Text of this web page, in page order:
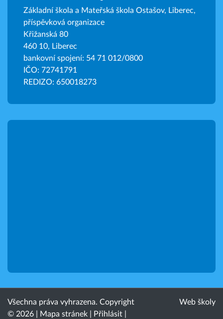
Základní škola a Mateřská škola Ostašov, Liberec,
příspěvková organizace
Křižanská 80
460 10, Liberec
bankovní spojení: 54 71 012/0800
IČO: 72741791
REDIZO: 650018273
Všechna práva vyhrazena. Copyright
© 2026 |
Mapa stránek Přihlásit
Web školy